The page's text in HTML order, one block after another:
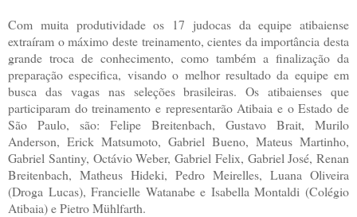
Com muita produtividade os 17 judocas da equipe atibaiense
extraíram o máximo deste treinamento, cientes da importância desta
grande troca de conhecimento, como também a finalização da
preparação especifica, visando o melhor resultado da equipe em
busca das vagas nas seleções brasileiras. Os atibaienses que
participaram do treinamento e representarão Atibaia e o Estado de
São Paulo, são: Felipe Breitenbach, Gustavo Brait, Murilo
Anderson, Erick Matsumoto, Gabriel Bueno, Mateus Martinho,
Gabriel Santiny, Octávio Weber, Gabriel Felix, Gabriel José, Renan
Breitenbach, Matheus Hideki, Pedro Meirelles, Luana Oliveira
(Droga Lucas), Francielle Watanabe e Isabella Montaldi (Colégio
Atibaia) e Pietro Mühlfarth.